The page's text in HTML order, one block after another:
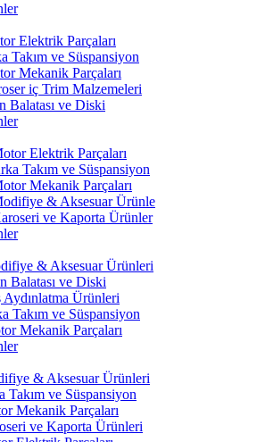
Elektrik Parçaları
Takım ve Süspansiyon
Mekanik Parçaları
iç Trim Malzemeleri
Balatası ve Diski
Elektrik Parçaları
Takım ve Süspansiyon
Mekanik Parçaları
& Aksesuar Ürünle
ve Kaporta Ürünler
& Aksesuar Ürünleri
Balatası ve Diski
Aydınlatma Ürünleri
Takım ve Süspansiyon
Mekanik Parçaları
& Aksesuar Ürünleri
Takım ve Süspansiyon
Mekanik Parçaları
ve Kaporta Ürünleri